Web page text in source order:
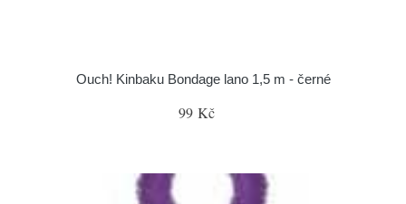
Ouch! Kinbaku Bondage lano 1,5 m - černé
99 Kč